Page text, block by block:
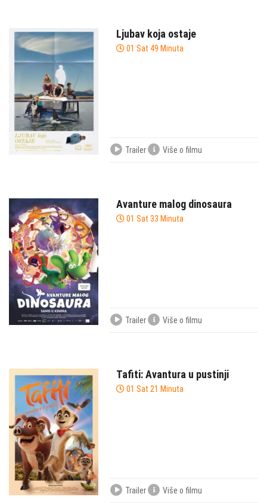
Ljubav koja ostaje
01 Sat 49 Minuta
Trailer Više o filmu
Avanture malog dinosaura
01 Sat 33 Minuta
Trailer Više o filmu
Tafiti: Avantura u pustinji
01 Sat 21 Minuta
Trailer Više o filmu